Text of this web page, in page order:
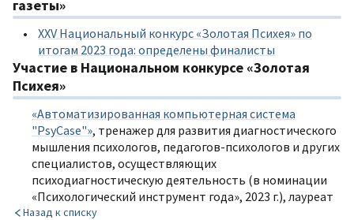
газеты»
XXV Национальный конкурс «Золотая Психея» по
итогам 2023 года: определены финалисты
Участие в Национальном конкурсе «Золотая
Психея»
«Автоматизированная компьютерная система
"PsyCase"», тренажер для развития диагностического
мышления психологов, педагогов-психологов и других
специалистов, осуществляющих
психодиагностическую деятельность (в номинации
«Психологический инструмент года», 2023 г.), лауреат
Назад к списку